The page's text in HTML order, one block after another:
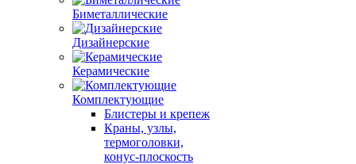
Биметаллические
Дизайнерские
Керамические
Комплектующие
Блистеры и крепеж
Краны, узлы,
термоголовки,
конус-плоскость